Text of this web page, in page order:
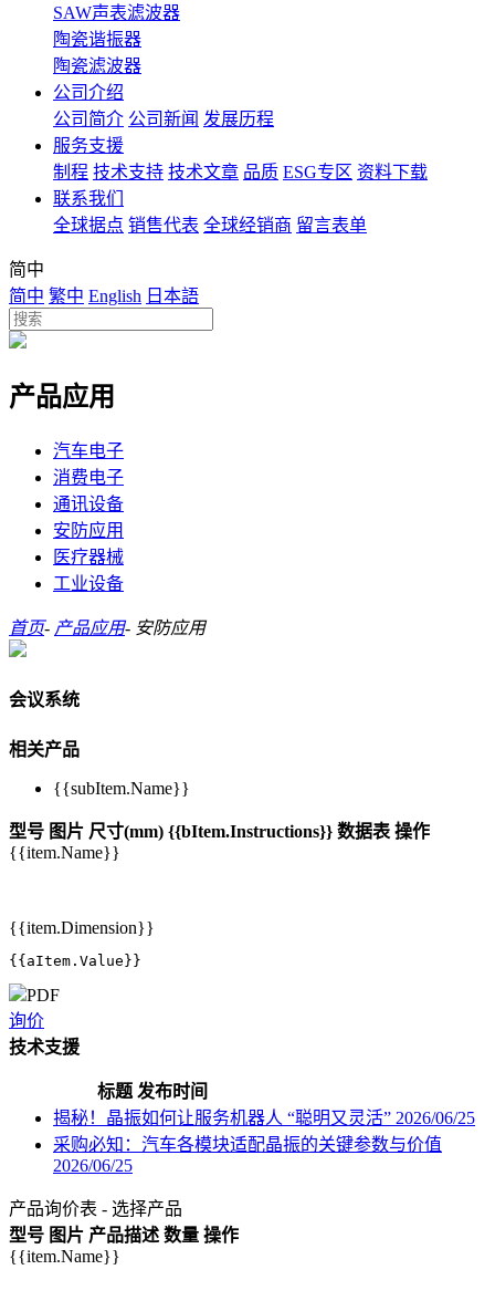
SAW声表滤波器
陶瓷谐振器
陶瓷滤波器
公司介绍
公司简介 公司新闻 发展历程
服务支援
制程 技术支持 技术文章 品质 ESG专区 资料下载
联系我们
全球据点 销售代表 全球经销商 留言表单
简中
简中 繁中 English 日本語
产品应用
汽车电子
消费电子
通讯设备
安防应用
医疗器械
工业设备
首页- 产品应用- 安防应用
会议系统
相关产品
{{subItem.Name}}
型号 图片 尺寸(mm) {{bItem.Instructions}} 数据表 操作
{{item.Name}}
{{item.Dimension}}
{{aItem.Value}}
PDF
询价
技术支援
标题 发布时间
揭秘！晶振如何让服务机器人 “聪明又灵活” 2026/06/25
采购必知：汽车各模块适配晶振的关键参数与价值
2026/06/25
产品询价表 - 选择产品
型号 图片 产品描述 数量 操作
{{item.Name}}